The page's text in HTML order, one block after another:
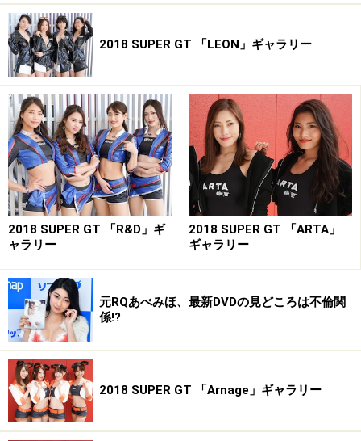
2018 SUPER GT 「LEON」ギャラリー
2018 SUPER GT 「R&D」ギ
ャラリー
2018 SUPER GT 「ARTA」
ギャラリー
元RQあべみほ、最新DVDの見どころは不倫関
係!?
2018 SUPER GT 「Arnage」ギャラリー